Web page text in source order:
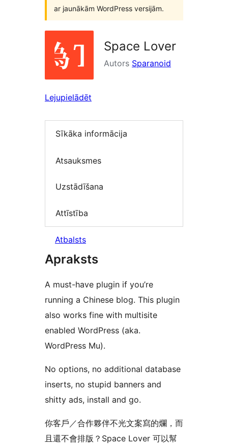
ar jaunākām WordPress versijām.
Space Lover
Autors Sparanoid
Lejupielādēt
Sīkāka informācija
Atsauksmes
Uzstādīšana
Attīstība
Atbalsts
Apraksts
A must-have plugin if you’re
running a Chinese blog. This plugin
also works fine with multisite
enabled WordPress (aka.
WordPress Mu).
No options, no additional database
inserts, no stupid banners and
shitty ads, install and go.
你客戶／合作夥伴不光文案寫的爛，而
且還不會排版？Space Lover 可以幫